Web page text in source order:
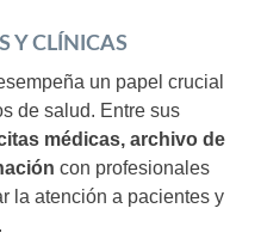
Y CLÍNICAS
un papel crucial
de salud. Entre sus
médicas, archivo de
con profesionales
la atención a pacientes y